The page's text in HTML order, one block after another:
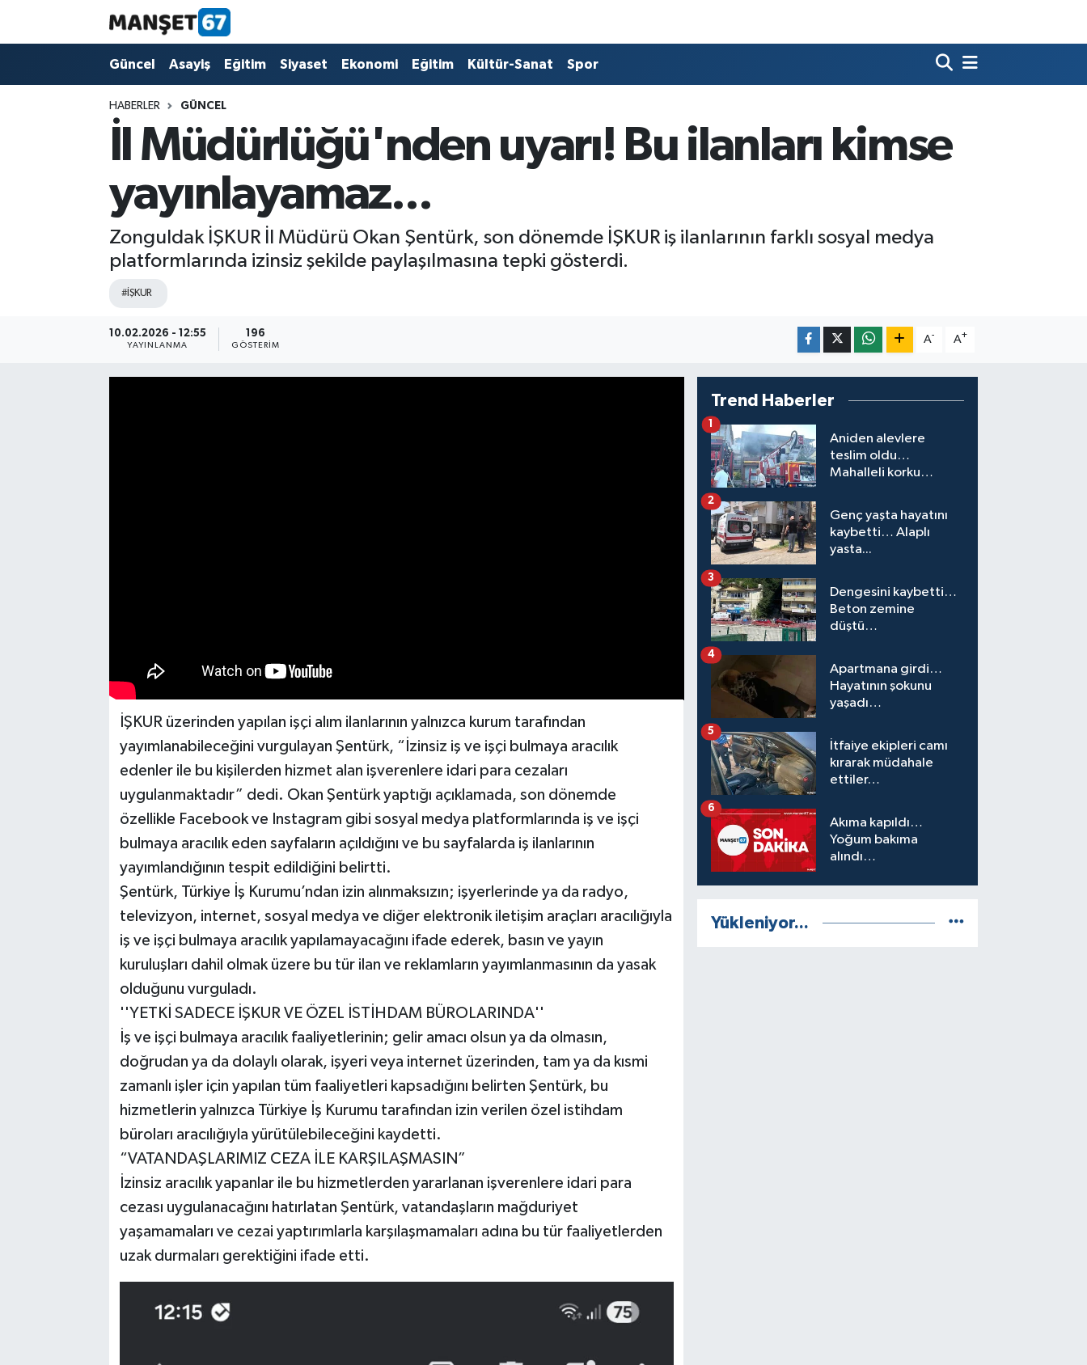
Güncel Asayiş Eğitim Siyaset Ekonomi Eğitim Kültür-Sanat Spor
HABERLER GÜNCEL
İl Müdürlüğü'nden uyarı! Bu ilanları kimse
yayınlayamaz...
Zonguldak İŞKUR İl Müdürü Okan Şentürk, son dönemde İŞKUR iş ilanlarının farklı sosyal medya
platformlarında izinsiz şekilde paylaşılmasına tepki gösterdi.
#İŞKUR
10.02.2026 - 12:55
YAYINLANMA
196
GÖSTERIM
A- A+
İŞKUR üzerinden yapılan işçi alım ilanlarının yalnızca kurum tarafından
yayımlanabileceğini vurgulayan Şentürk, “İzinsiz iş ve işçi bulmaya aracılık
edenler ile bu kişilerden hizmet alan işverenlere idari para cezaları
uygulanmaktadır” dedi. Okan Şentürk yaptığı açıklamada, son dönemde
özellikle Facebook ve Instagram gibi sosyal medya platformlarında iş ve işçi
bulmaya aracılık eden sayfaların açıldığını ve bu sayfalarda iş ilanlarının
yayımlandığının tespit edildiğini belirtti.
Şentürk, Türkiye İş Kurumu’ndan izin alınmaksızın; işyerlerinde ya da radyo,
televizyon, internet, sosyal medya ve diğer elektronik iletişim araçları aracılığıyla
iş ve işçi bulmaya aracılık yapılamayacağını ifade ederek, basın ve yayın
kuruluşları dahil olmak üzere bu tür ilan ve reklamların yayımlanmasının da yasak
olduğunu vurguladı.
''YETKİ SADECE İŞKUR VE ÖZEL İSTİHDAM BÜROLARINDA''
İş ve işçi bulmaya aracılık faaliyetlerinin; gelir amacı olsun ya da olmasın,
doğrudan ya da dolaylı olarak, işyeri veya internet üzerinden, tam ya da kısmi
zamanlı işler için yapılan tüm faaliyetleri kapsadığını belirten Şentürk, bu
hizmetlerin yalnızca Türkiye İş Kurumu tarafından izin verilen özel istihdam
büroları aracılığıyla yürütülebileceğini kaydetti.
“VATANDAŞLARIMIZ CEZA İLE KARŞILAŞMASIN”
İzinsiz aracılık yapanlar ile bu hizmetlerden yararlanan işverenlere idari para
cezası uygulanacağını hatırlatan Şentürk, vatandaşların mağduriyet
yaşamamaları ve cezai yaptırımlarla karşılaşmamaları adına bu tür faaliyetlerden
uzak durmaları gerektiğini ifade etti.
Trend Haberler
Aniden alevlere
teslim oldu…
Mahalleli korku
1
Genç yaşta hayatını
kaybetti… Alaplı
yasta...
2
Dengesini kaybetti…
Beton zemine
düştü…
3
Apartmana girdi…
Hayatının şokunu
yaşadı…
4
İtfaiye ekipleri camı
kırarak müdahale
ettiler…
5
Akıma kapıldı…
Yoğum bakıma
alındı…
6
Yükleniyor...